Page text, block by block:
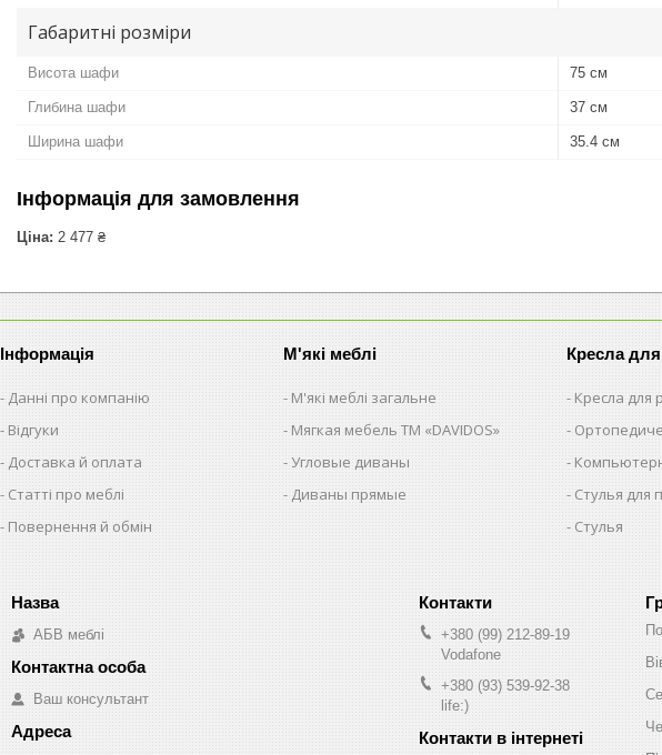
Габаритні розміри
Висота шафи 75 см
Глибина шафи 37 см
Ширина шафи 35.4 см
Інформація для замовлення
Ціна: 2 477 ₴
Інформація
Данні про компанію
Відгуки
Доставка й оплата
Статті про меблі
Повернення й обмін
М'які меблі
М'які меблі загальне
Мягкая мебель ТМ «DAVIDOS»
Угловые диваны
Диваны прямые
Кресла
Кресла для
Стулья для
Стулья
АБВ меблі
Ваш консультант
+380 (99) 212-89-19
Vodafone
+380 (93) 539-92-38
life:)